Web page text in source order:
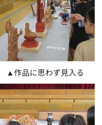
▲作品に思わず見入る